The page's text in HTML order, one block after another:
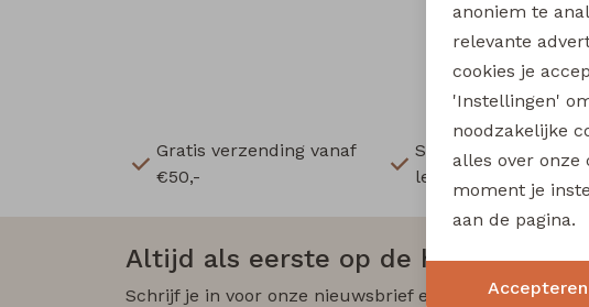
Gratis verzending vanaf
€50,-
Snelle en
levering
Altijd als eerste op de hoogte zijn?
Schrijf je in voor onze nieuwsbrief en wees als eerst
anoniem te
relevante
cookies je
'Instellingen'
noodzakelijke
alles over onze
moment je
aan de pagina.
Accepteren